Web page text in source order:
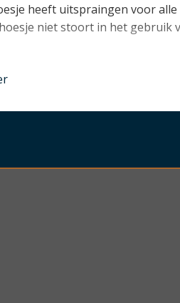
heeft uitspraingen voor alle
niet stoort in het gebruik